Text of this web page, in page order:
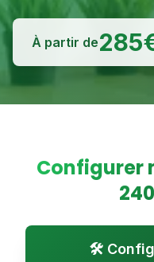
À partir de285
Configurer
240
🛠️